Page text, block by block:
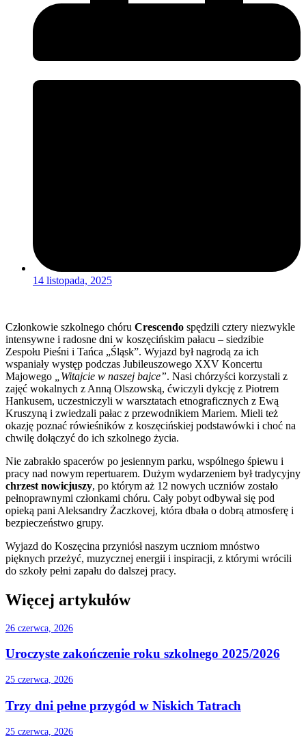
14 listopada, 2025
Członkowie szkolnego chóru Crescendo spędzili cztery niezwykle
intensywne i radosne dni w koszęcińskim pałacu – siedzibie
Zespołu Pieśni i Tańca „Śląsk”. Wyjazd był nagrodą za ich
wspaniały występ podczas Jubileuszowego XXV Koncertu
Majowego
„Witajcie w naszej bajce”. Nasi chórzyści korzystali z
zajęć wokalnych z Anną Olszowską, ćwiczyli dykcję z Piotrem
Hankusem, uczestniczyli w warsztatach etnograficznych z Ewą
Kruszyną i zwiedzali pałac z przewodnikiem Mariem. Mieli też
okazję poznać rówieśników z koszęcińskiej podstawówki i choć na
chwilę dołączyć do ich szkolnego życia.
Nie zabrakło spacerów po jesiennym parku, wspólnego śpiewu i
pracy nad nowym repertuarem. Dużym wydarzeniem był tradycyjny
chrzest nowicjuszy, po którym aż 12 nowych uczniów zostało
pełnoprawnymi członkami chóru. Cały pobyt odbywał się pod
opieką pani Aleksandry Żaczkovej, która dbała o dobrą atmosferę i
bezpieczeństwo grupy.
Wyjazd do Koszęcina przyniósł naszym uczniom mnóstwo
pięknych przeżyć, muzycznej energii i inspiracji, z którymi wrócili
do szkoły pełni zapału do dalszej pracy.
Więcej artykułów
26 czerwca, 2026
Uroczyste zakończenie roku szkolnego 2025/2026
25 czerwca, 2026
Trzy dni pełne przygód w Niskich Tatrach
25 czerwca, 2026